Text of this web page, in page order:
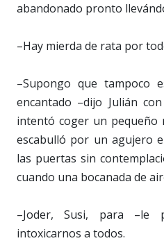
abandonado pronto
–Hay mierda de rata por
–Supongo que tampoco
encantado –dijo Julián
intentó coger un pequeño
escabulló por un agujero
las puertas sin
cuando una bocanada de
–Joder, Susi, para –le
intoxicarnos a todos.